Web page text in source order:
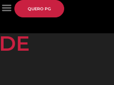
QUERO PG